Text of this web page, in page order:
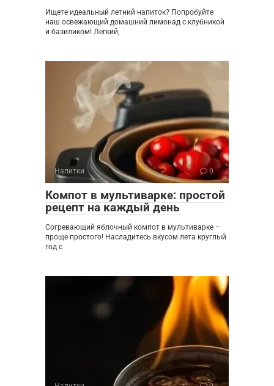
Ищете идеальный летний напиток? Попробуйте
наш освежающий домашний лимонад с клубникой
и базиликом! Легкий,
Напитки 0
Компот в мультиварке: простой
рецепт на каждый день
Согревающий яблочный компот в мультиварке –
проще простого! Насладитесь вкусом лета круглый
год с